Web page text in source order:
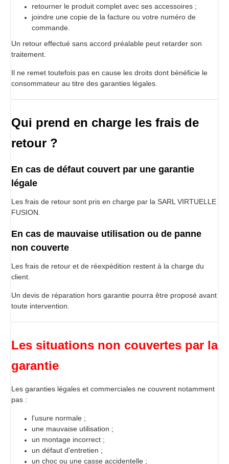
retourner le produit complet avec ses accessoires ;
joindre une copie de la facture ou votre numéro de
commande.
Un retour effectué sans accord préalable peut retarder son
traitement.
Il ne remet toutefois pas en cause les droits dont bénéficie le
consommateur au titre des garanties légales.
Qui prend en charge les frais de
retour ?
En cas de défaut couvert par une garantie
légale
Les frais de retour sont pris en charge par la SARL VIRTUELLE
FUSION.
En cas de mauvaise utilisation ou de panne
non couverte
Les frais de retour et de réexpédition restent à la charge du
client.
Un devis de réparation hors garantie pourra être proposé avant
toute intervention.
Les situations non couvertes par la
garantie
Les garanties légales et commerciales ne couvrent notamment
pas :
l'usure normale ;
une mauvaise utilisation ;
un montage incorrect ;
un défaut d'entretien ;
un choc ou une casse accidentelle ;